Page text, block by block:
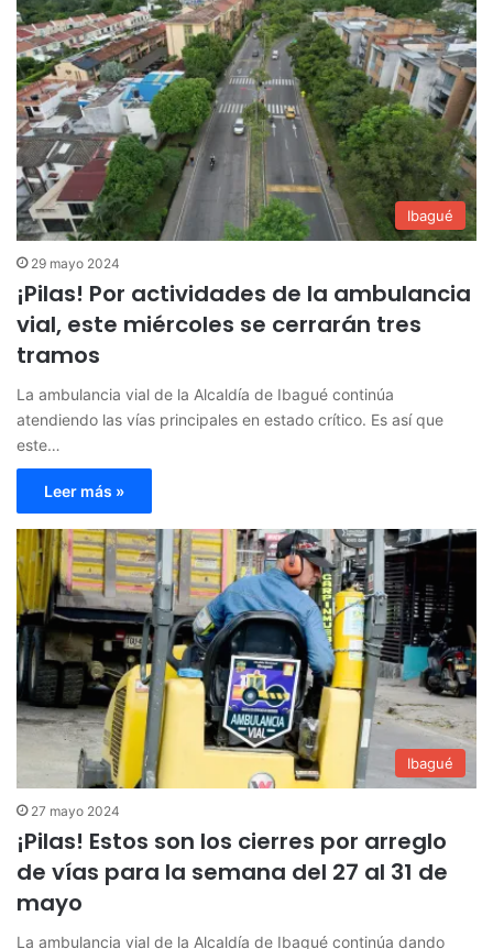
Ibagué
29 mayo 2024
¡Pilas! Por actividades de la ambulancia
vial, este miércoles se cerrarán tres
tramos
La ambulancia vial de la Alcaldía de Ibagué continúa
atendiendo las vías principales en estado crítico. Es así que
este…
Leer más »
Ibagué
27 mayo 2024
¡Pilas! Estos son los cierres por arreglo
de vías para la semana del 27 al 31 de
mayo
La ambulancia vial de la Alcaldía de Ibagué continúa dando